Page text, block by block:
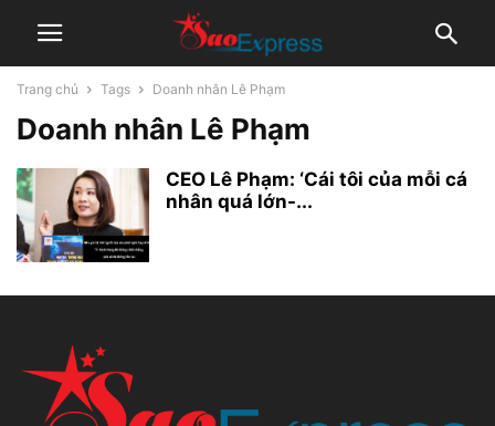
Trang chủ Tags Doanh nhân Lê Phạm
Doanh nhân Lê Phạm
CEO Lê Phạm: ‘Cái tôi của mỗi cá
nhân quá lớn-...